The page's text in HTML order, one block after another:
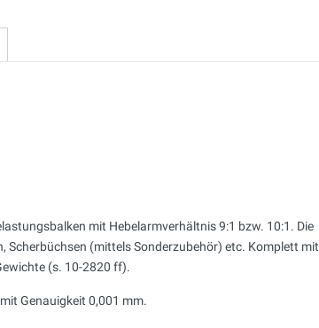
mit Hebelarmverhältnis 9:1 bzw. 10:1. Die
Scherbüchsen (mittels Sonderzubehör) etc. Komplett mit
(s. 10-2820 ff).
Genauigkeit 0,001 mm.